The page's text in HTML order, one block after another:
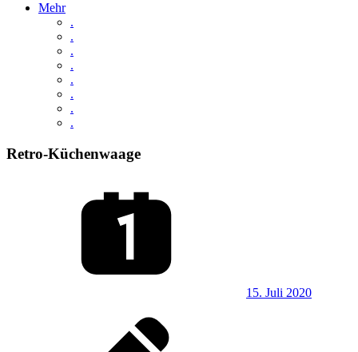
Mehr
.
.
.
.
.
.
.
.
Retro-Küchenwaage
15. Juli 2020